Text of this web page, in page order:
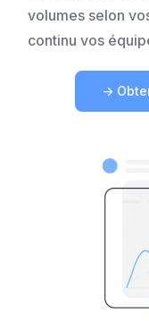
volumes selon
continu vos
->